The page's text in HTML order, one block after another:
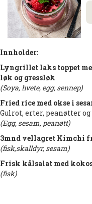
Innholder:
Lyngrillet laks toppet
løk og gressløk
(Soya, hvete, egg, sennep)
Fried rice med okse i
Gulrot, erter, peanøtter
(Egg, sesam, peanøtt)
3mnd vellagret Kimchi
(fisk,skalldyr, sesam)
Frisk kålsalat med
(fisk)